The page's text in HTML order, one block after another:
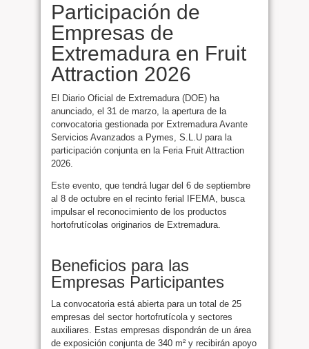
Participación de
Empresas de
Extremadura en Fruit
Attraction 2026
El Diario Oficial de Extremadura (DOE) ha
anunciado, el 31 de marzo, la apertura de la
convocatoria gestionada por Extremadura Avante
Servicios Avanzados a Pymes, S.L.U para la
participación conjunta en la Feria Fruit Attraction
2026.
Este evento, que tendrá lugar del 6 de septiembre
al 8 de octubre en el recinto ferial IFEMA, busca
impulsar el reconocimiento de los productos
hortofrutícolas originarios de Extremadura.
Beneficios para las
Empresas Participantes
La convocatoria está abierta para un total de 25
empresas del sector hortofrutícola y sectores
auxiliares. Estas empresas dispondrán de un área
de exposición conjunta de 340 m² y recibirán apoyo